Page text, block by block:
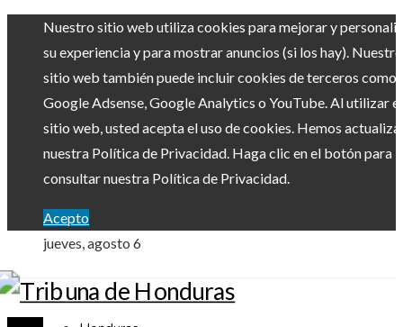
Nuestro sitio web utiliza cookies para mejorar y
su experiencia y para mostrar anuncios (si los hay). Nuestro
sitio web también puede incluir cookies de terceros como
Google Adsense, Google Analytics o YouTube. Al utilizar el
sitio web, usted acepta el uso de cookies. Hemos
nuestra Política de Privacidad. Haga clic en el botón para
consultar nuestra Política de Privacidad.
Acepto
jueves, agosto 6